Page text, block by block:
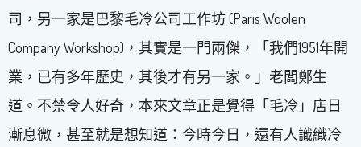
司，另一家是巴黎毛冷公司工作坊 (Paris Woolen
Company Workshop)，其實是一門兩傑，「我們1951年開
業，已有多年歷史，其後才有另一家。」老闆鄭生
道。不禁令人好奇，本來文章正是覺得「毛冷」店日
漸息微，甚至就是想知道：今時今日，還有人識織冷